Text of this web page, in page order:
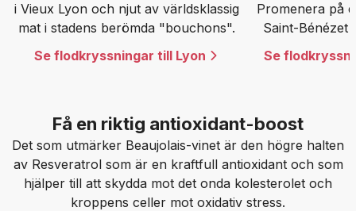
i Vieux Lyon och njut av världsklassig
mat i stadens berömda "bouchons".
Se flodkryssningar till Lyon
Promenera på
Saint-Bénézet
vingslag i de
Se
Få en riktig antioxidant-boost
Det som utmärker Beaujolais-vinet är den högre halten
av Resveratrol som är en kraftfull antioxidant och som
hjälper till att skydda mot det onda kolesterolet och
kroppens celler mot oxidativ stress.